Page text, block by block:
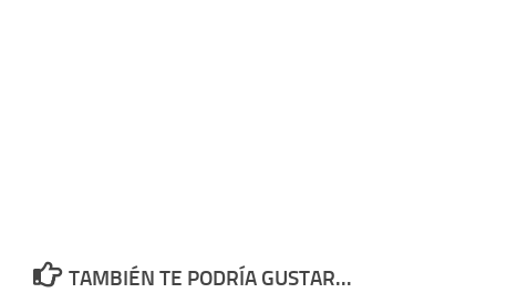
TAMBIÉN TE PODRÍA GUSTAR...